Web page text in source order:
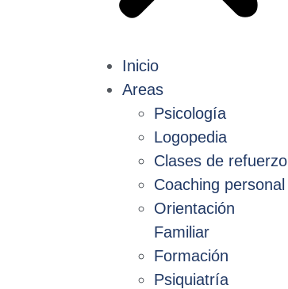
Inicio
Areas
Psicología
Logopedia
Clases de refuerzo
Coaching personal
Orientación
Familiar
Formación
Psiquiatría